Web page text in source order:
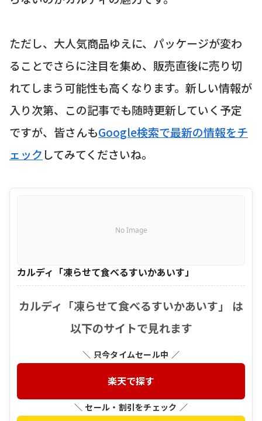
ただし、大人気商品ゆえに、パッケージが変わ
ることでさらに注目を集め、販売直後に売り切
れてしまう可能性も高くなります。新しい情報が
入り次第、この記事でも随時更新していく予定
ですが、皆さんもGoogle検索で最新の情報をチ
ェック してみてくださいね。
No Image
カルディ「凍らせて食べるすいかあいす」
カルディ「凍らせて食べるすいかあいす」 は
以下のサイトで見れます
＼ 只今タイムセール中 ／
楽天で探す
＼ セール・割引をチェック ／